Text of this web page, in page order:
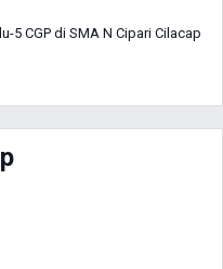
5 CGP di SMA N Cipari Cilacap